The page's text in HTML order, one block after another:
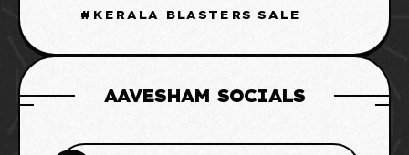
KERALA BLASTERS SALE
AAVESHAM SOCIALS